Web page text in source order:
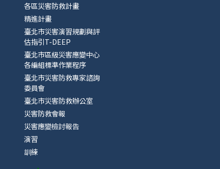
各區災害防救計畫
精進計畫
臺北市災害演習規劃與評
估指引T-DEEP
臺北市區級災害應變中心
各編組標準作業程序
臺北市災害防救專家諮詢
委員會
臺北市災害防救辦公室
災害防救會報
災害應變檢討報告
演習
訓練